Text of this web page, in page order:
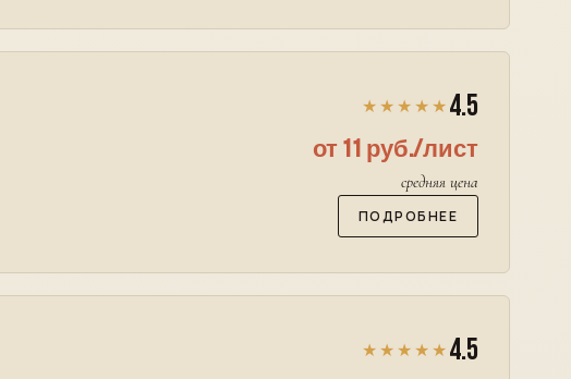
★★★★★ 4.5
от 11 руб./лист
средняя цена
ПОДРОБНЕЕ
★★★★★ 4.5